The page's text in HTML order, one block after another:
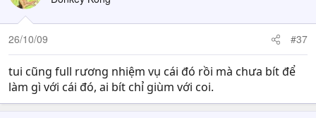
26/10/09 #37
tui cũng full rương nhiệm vụ cái đó rồi mà chưa bít để
làm gì với cái đó, ai bít chỉ giùm với coi.